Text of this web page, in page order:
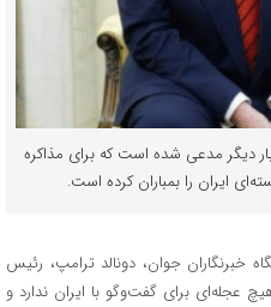
دیگر مدعی شده است که برای مذاکره
ایران را بمباران کرده است.
جوان، دونالد ترامپ، رئیس
عجله‌ای برای گفت‌و‌گو با ایران ندارد و